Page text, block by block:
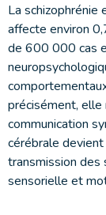
La schizophrénie
affecte environ
de 600 000 cas
précisément, elle
communication
cérébrale
transmission des
sensorielle et